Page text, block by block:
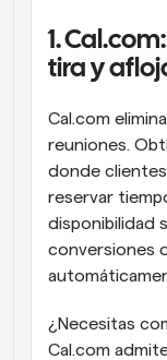
1.
tira y
Cal.com
reuniones.
donde
reservar
disponibilidad
conversiones
¿Necesitas
Cal.com